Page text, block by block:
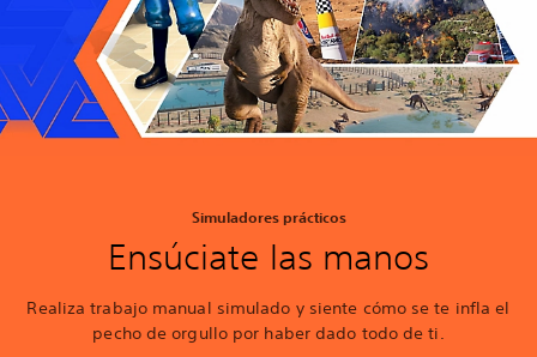
Simuladores prácticos
Ensúciate las manos
Realiza trabajo manual simulado y siente cómo se te infla el
pecho de orgullo por haber dado todo de ti.